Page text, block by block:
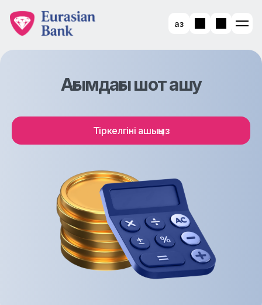
Қаз
Ағымдағы шот ашу
Тіркелгіні ашыңыз